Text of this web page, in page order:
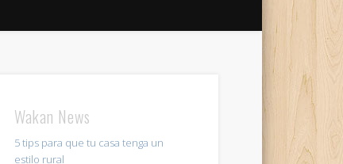
Wakan News
5 tips para que tu casa tenga un
estilo rural